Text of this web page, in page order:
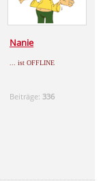
Nanie
... ist OFFLINE
Beiträge: 336